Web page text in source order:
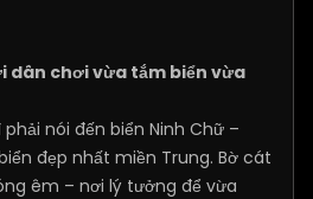
dân chơi vừa tắm biển vừa
nói đến biển Ninh Chữ –
đẹp nhất miền Trung. Bờ cát
êm – nơi lý tưởng để vừa